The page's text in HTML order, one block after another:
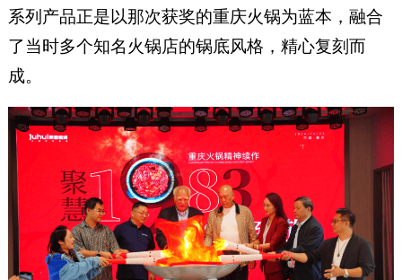
系列产品正是以那次获奖的重庆火锅为蓝本，融合
了当时多个知名火锅店的锅底风格，精心复刻而
成。